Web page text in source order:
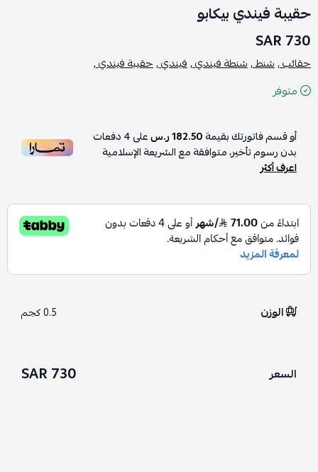
حقيبة فيندي بيكابو
730 SAR
حقائب ,شنط ,شنطة فيندي ,فيندي ,حقيبة فيندي ,
متوفر
أو قسم فاتورتك بقيمة182.50 ر.س على4دفعات
بدون رسوم تأخير، متوافقة مع الشريعة الإسلامية
اعرف أكثر
الوزن 0.5 كجم
السعر 730 SAR